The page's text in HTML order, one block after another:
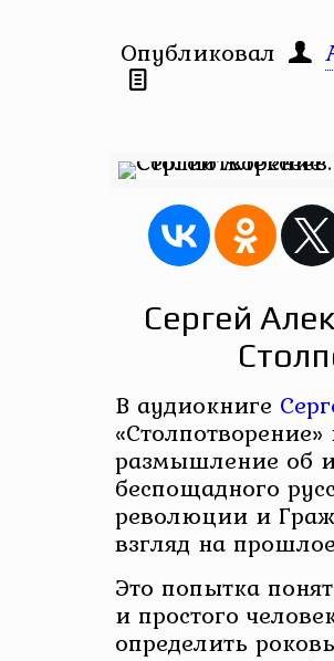
Опубликовал
Сергей
В аудиокниге
размышление об
беспощадного
революции и
взгляд на
Это попытка
и простого
определить